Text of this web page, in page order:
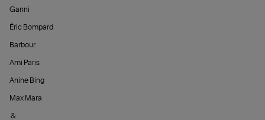
Ganni
Éric Bompard
Barbour
Ami Paris
Anine Bing
Max Mara
&